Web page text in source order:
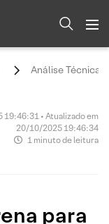
Análise Técnica
• Atualizado em
20/10/2025 19:46:34
1 minuto de leitura
para